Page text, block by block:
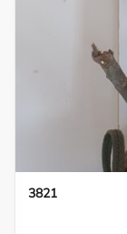
3821